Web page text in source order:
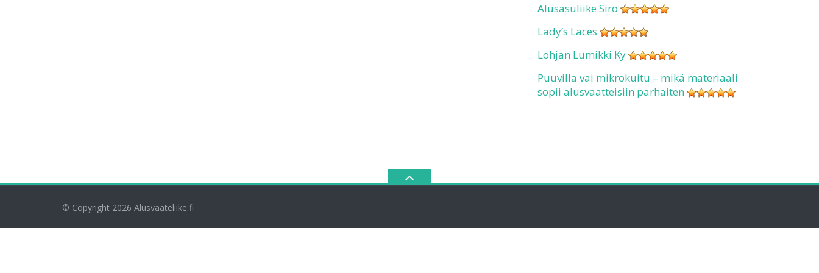
Alusasuliike Siro
Lady’s Laces
Lohjan Lumikki Ky
Puuvilla vai mikrokuitu – mikä materiaali
sopii alusvaatteisiin parhaiten
© Copyright 2026 Alusvaateliike.fi